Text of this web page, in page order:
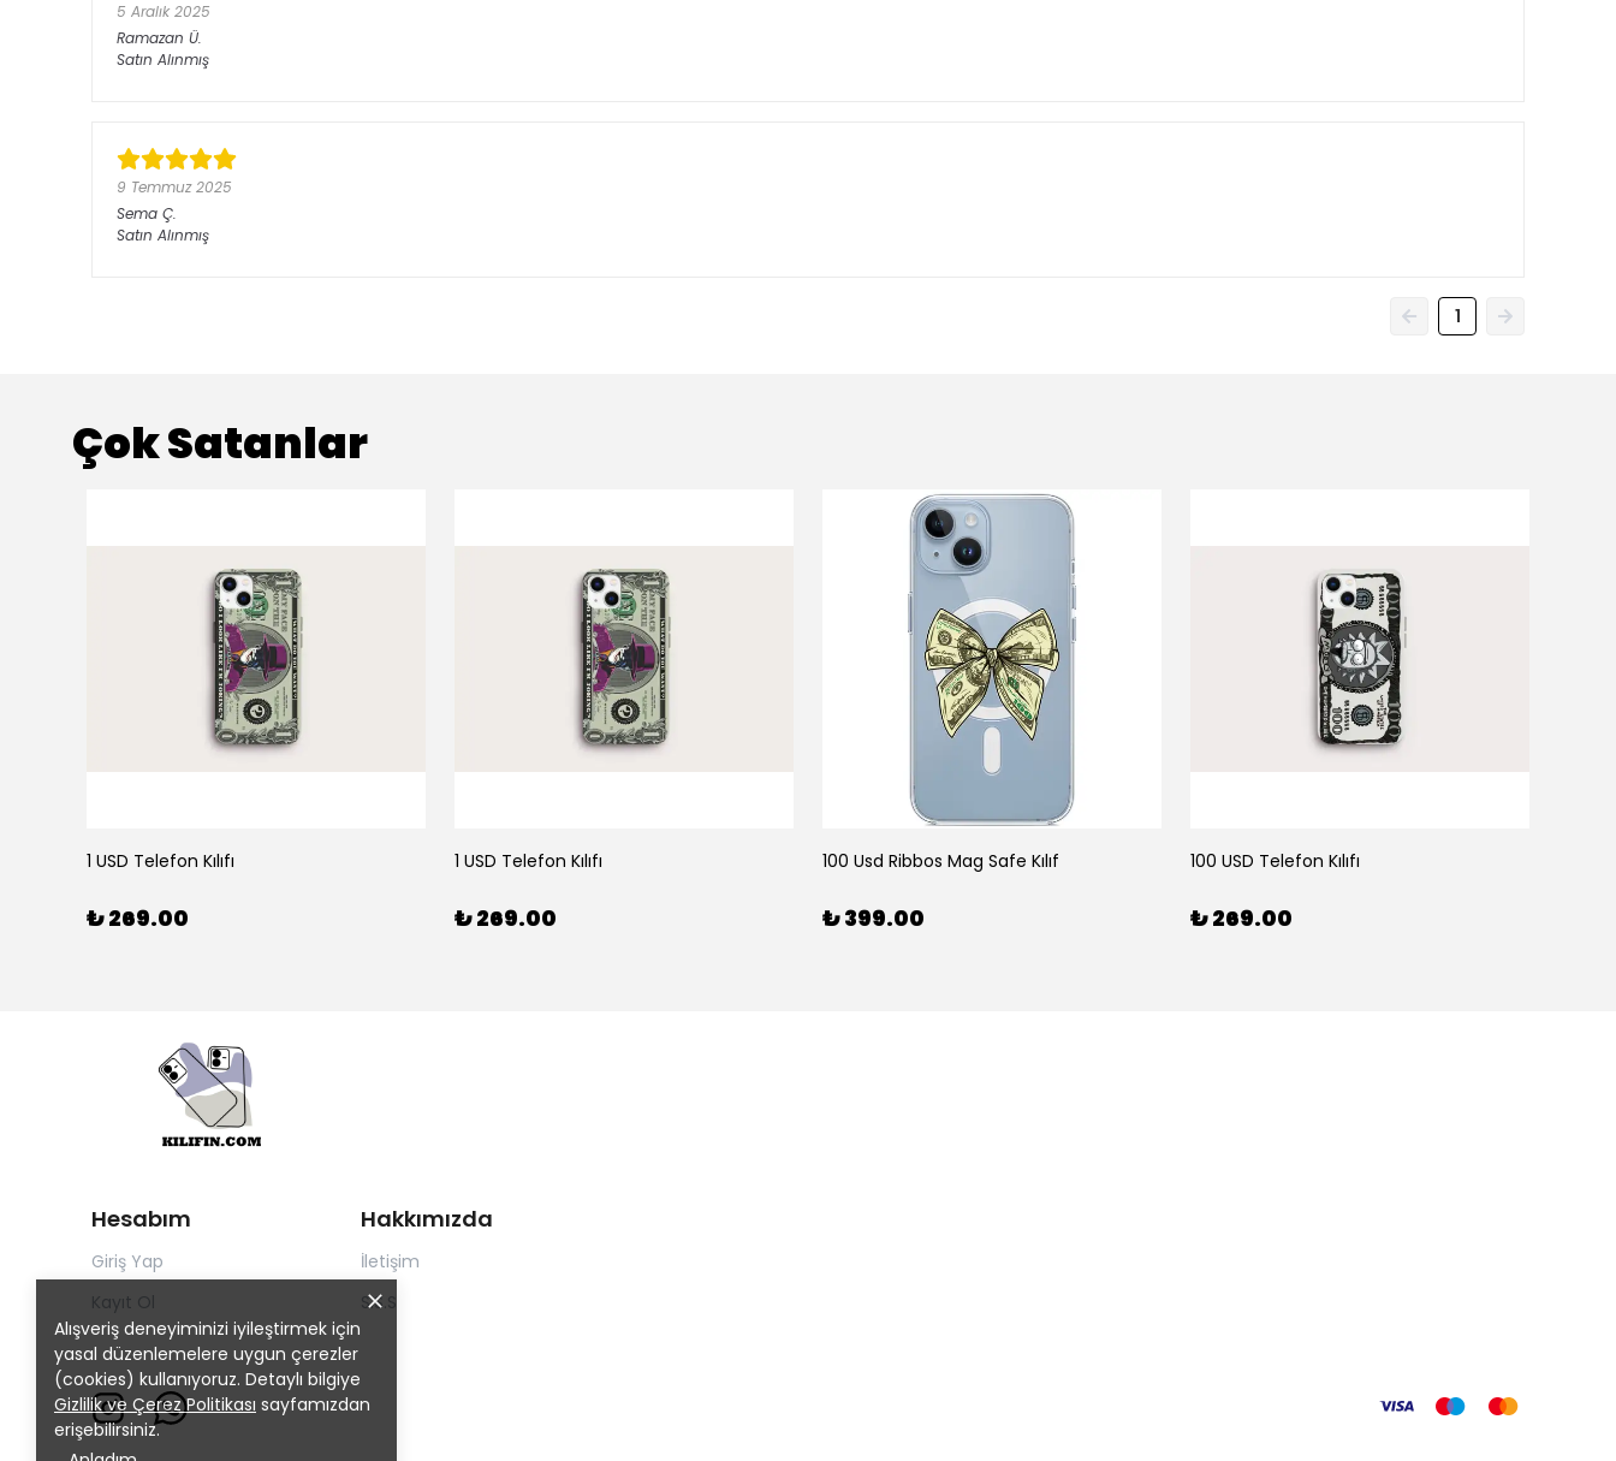
Alışveriş deneyiminizi iyileştirmek için
yasal düzenlemelere uygun çerezler
(cookies) kullanıyoruz. Detaylı bilgiye
Gizlilik ve Çerez Politikası sayfamızdan
erişebilirsiniz.
5 Aralık 2025
Ramazan Ü.
Satın Alınmış
9 Temmuz 2025
Sema Ç.
Satın Alınmış
1
Çok Satanlar
1 USD Telefon Kılıfı
₺ 269.00
1 USD Telefon Kılıfı
₺ 269.00
100 Usd Ribbos Mag Safe Kılıf
₺ 399.00
100 USD Telefon Kılıfı
₺ 269.00
Hesabım
Giriş Yap
Kayıt Ol
Hakkımızda
İletişim
S.S.S